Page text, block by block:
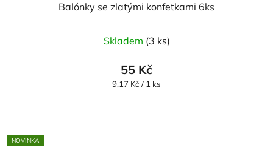
Balónky se zlatými konfetkami 6ks
hodnocení
produktu
je
Skladem (3 ks)
55 Kč
Měrná
9,17 Kč / 1 ks
NOVINKA